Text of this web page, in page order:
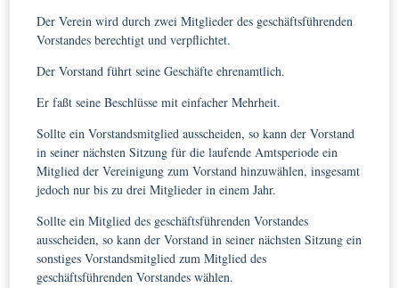
Der Verein wird durch zwei Mitglieder des geschäftsführenden
Vorstandes berechtigt und verpflichtet.
Der Vorstand führt seine Geschäfte ehrenamtlich.
Er faßt seine Beschlüsse mit einfacher Mehrheit.
Sollte ein Vorstandsmitglied ausscheiden, so kann der Vorstand
in seiner nächsten Sitzung für die laufende Amtsperiode ein
Mitglied der Vereinigung zum Vorstand hinzuwählen, insgesamt
jedoch nur bis zu drei Mitglieder in einem Jahr.
Sollte ein Mitglied des geschäftsführenden Vorstandes
ausscheiden, so kann der Vorstand in seiner nächsten Sitzung ein
sonstiges Vorstandsmitglied zum Mitglied des
geschäftsführenden Vorstandes wählen.